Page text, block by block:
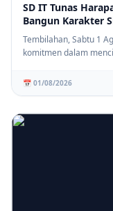
SD IT Tunas
Bangun Karakter
Tembilahan, Sabtu 1
komitmen dalam
📅 01/08/2026